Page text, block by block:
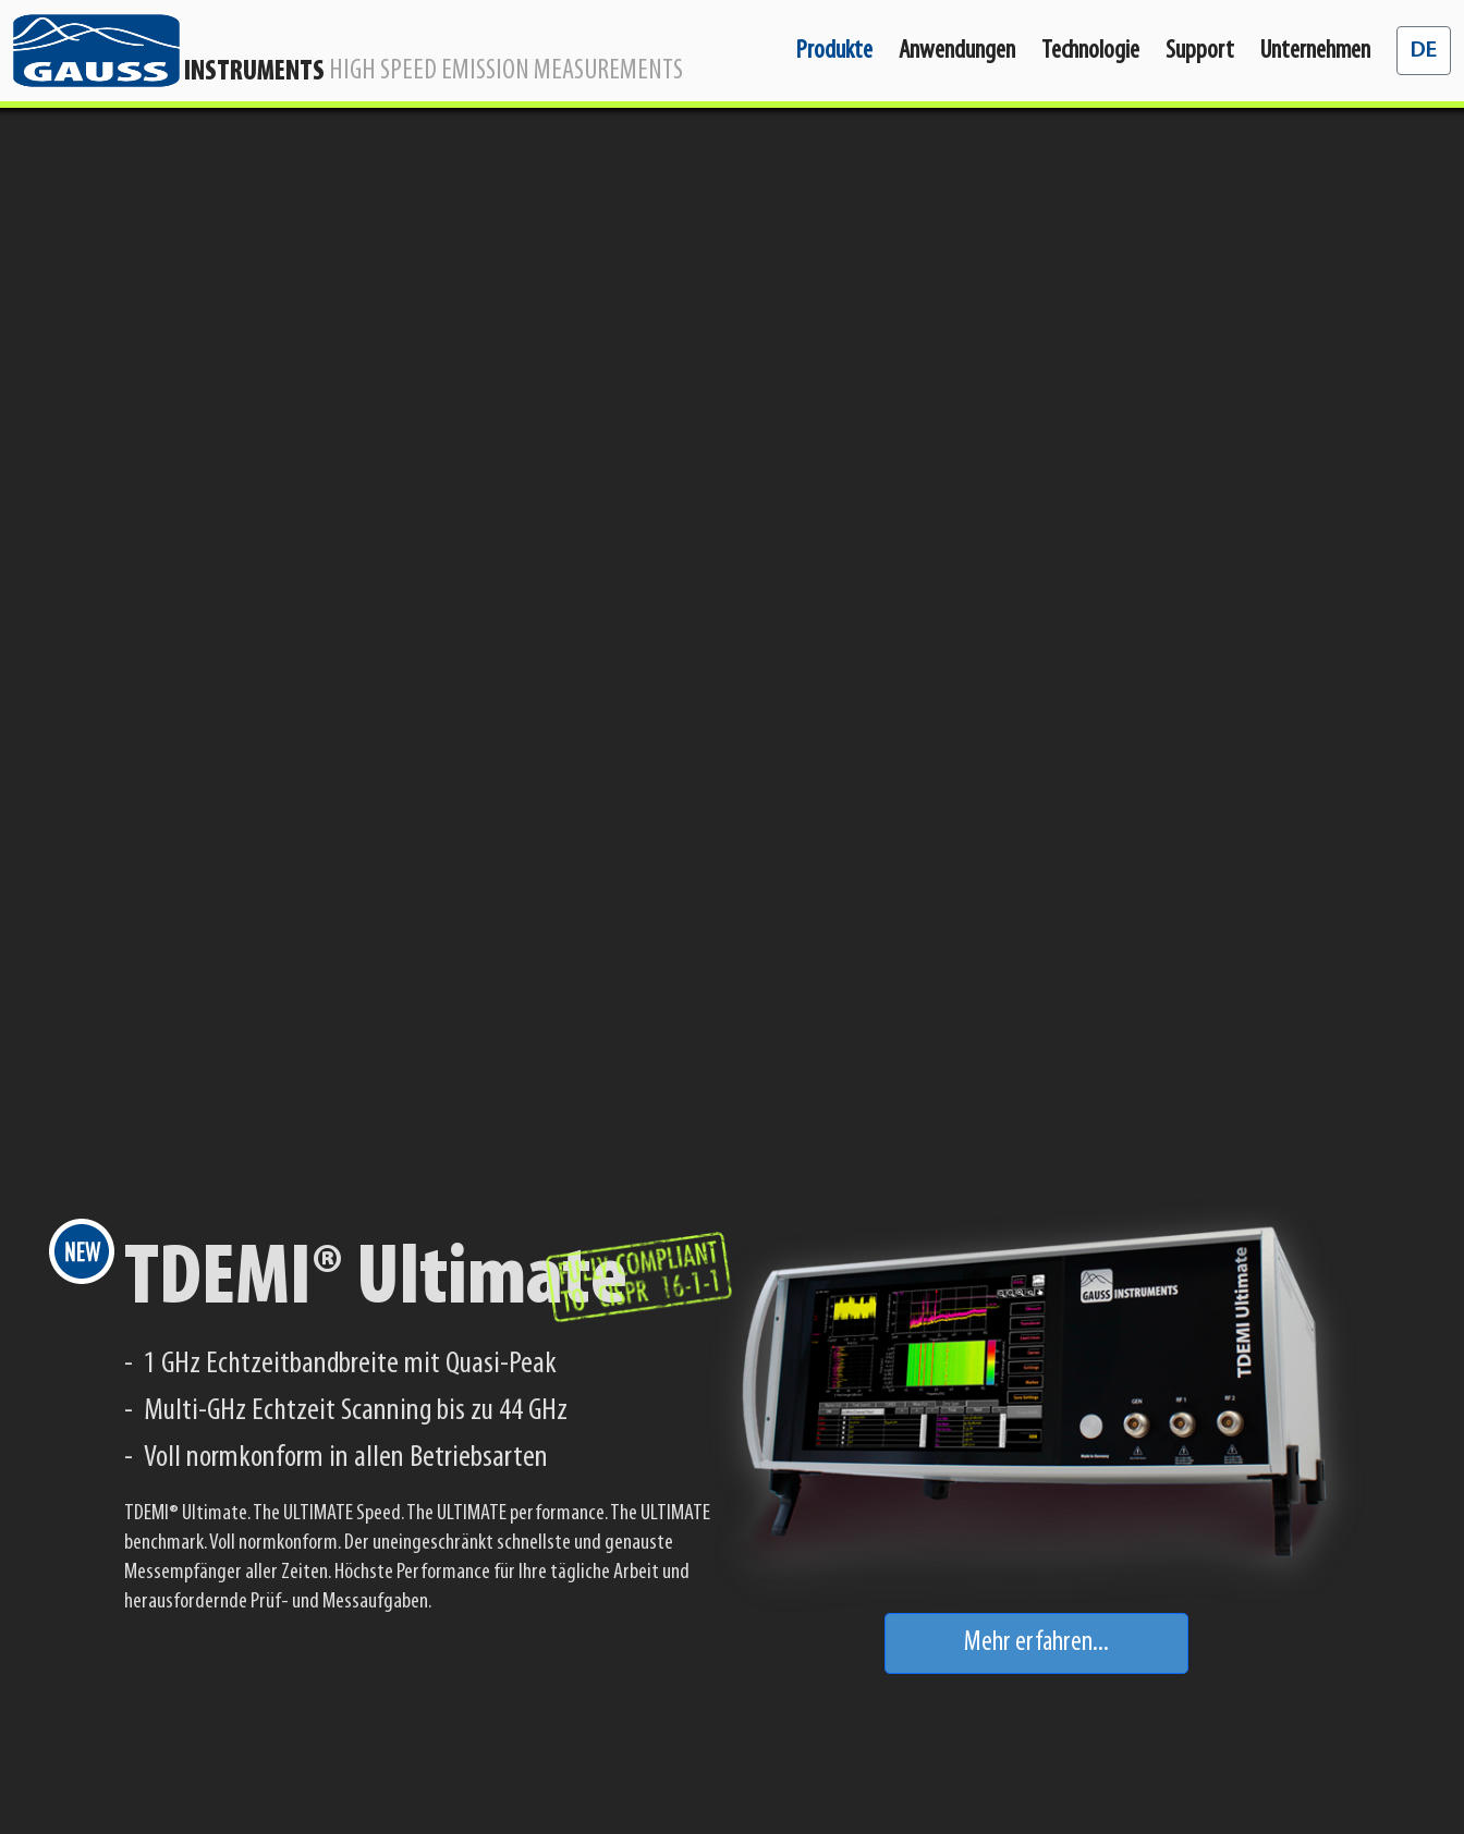
INSTRUMENTS HIGH SPEED EMISSION MEASUREMENTS
Produkte Anwendungen Technologie Support Unternehmen Sprache
DE
TDEMI® S
Echtzeit Spektrum Analyzer mit über 225 MHz RTBW
Vorselektion in allen Betriebsarten
Bis zu 510 MHz Echtzeit IQ-Analyse Bandbreite
Spektrum-Analyzer. Ultra-hochleistungs-Echtzeit-Spektrum-Analyzer. Ultra
schnelle EMV Messungen. Maximale Flexibilität durch 12 Volt Versorgung oder
optional Batteriebetrieb. Intuitive und leichte Handhabung. HyperOverlapping